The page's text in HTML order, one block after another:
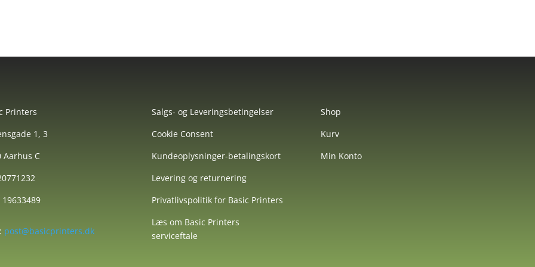
Printers
1, 3
Aarhus C
19633489
post@basicprinters.dk
Salgs- og Leveringsbetingelser
Cookie Consent
Kundeoplysninger-betalingskort
Levering og returnering
Privatlivspolitik for Basic Printers
Læs om Basic Printers
serviceftale
Shop
Kurv
Min Konto